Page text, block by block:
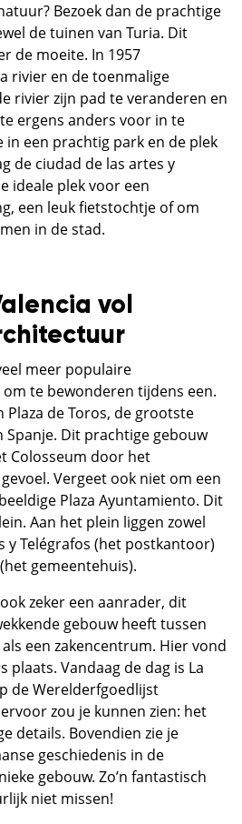
Bezoek dan de prachtige
de tuinen van Turia. Dit
de moeite. In 1957
rivier en de toenmalige
rivier zijn pad te veranderen en
ergens anders voor in te
een prachtig park en de plek
de ciudad de las artes y
ideale plek voor een
een leuk fietstochtje of om
in de stad.
vol
meer populaire
te bewonderen tijdens een.
Plaza de Toros, de grootste
Dit prachtige gebouw
Colosseum door het
Vergeet ook niet om een
Plaza Ayuntamiento. Dit
Aan het plein liggen zowel
y Telégrafos (het postkantoor)
gemeentehuis).
zeker een aanrader, dit
gebouw heeft tussen
een zakencentrum. Hier vond
plaats. Vandaag de dag is La
de Werelderfgoedlijst
zou je kunnen zien: het
details. Bovendien zie je
geschiedenis in de
gebouw. Zo’n fantastisch
niet missen!